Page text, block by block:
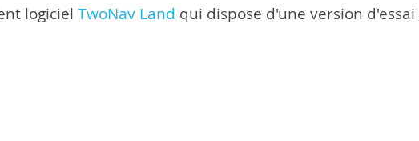
logiciel TwoNav Land qui dispose d'une version